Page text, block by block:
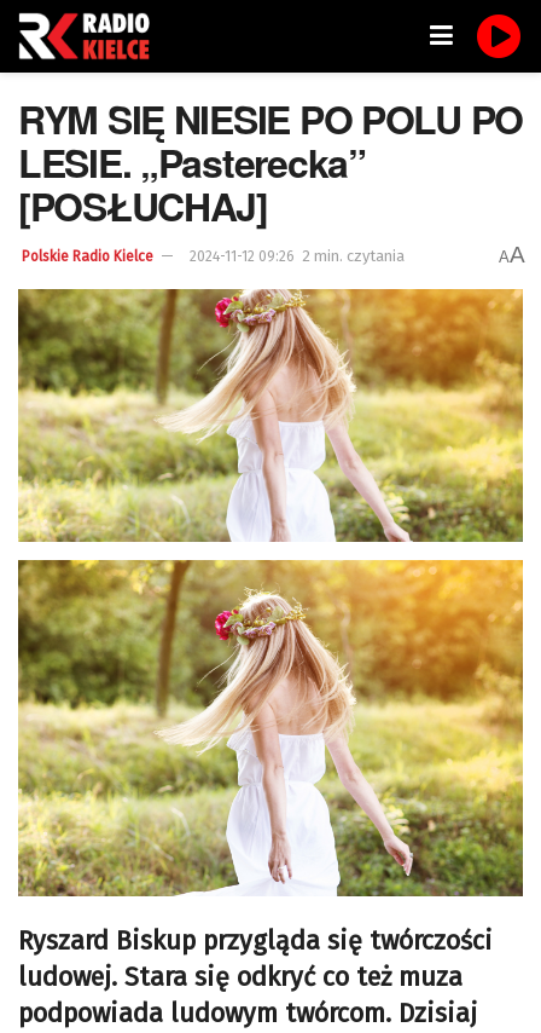
RYM SIĘ NIESIE PO POLU PO
LESIE. „Pasterecka”
[POSŁUCHAJ]
Polskie Radio Kielce 2024-11-12 09:26 2 min. czytania AA
Ryszard Biskup przygląda się twórczości
ludowej. Stara się odkryć co też muza
podpowiada ludowym twórcom. Dzisiaj